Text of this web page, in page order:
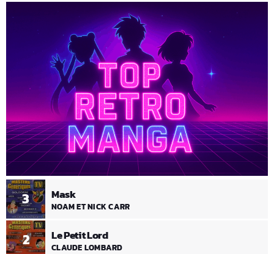
2 Le Petit Lord
CLAUDE LOMBARD
3 Mask
NOAM ET NICK CARR